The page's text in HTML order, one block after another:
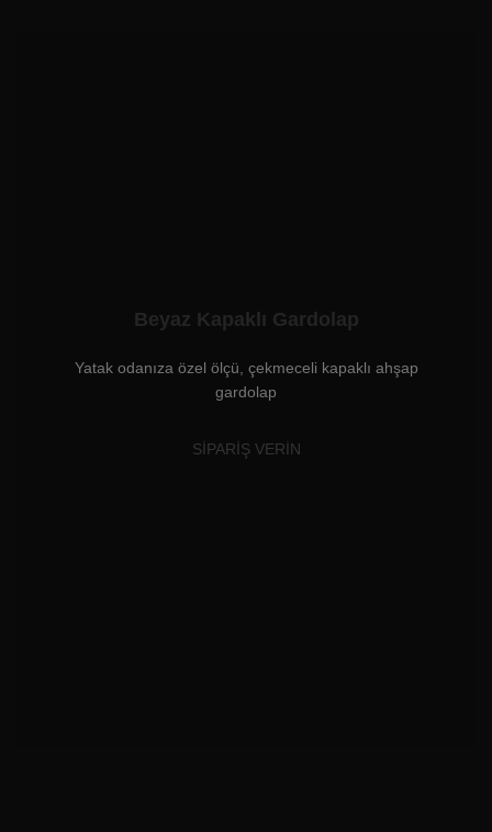
Beyaz Kapaklı Gardolap
Yatak odanıza özel ölçü, çekmeceli kapaklı ahşap
gardolap
SİPARİŞ VERİN